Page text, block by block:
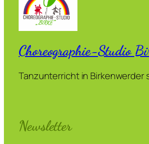
Choreographie-Studio
Tanzunterricht in Birkenwerder
Newsletter